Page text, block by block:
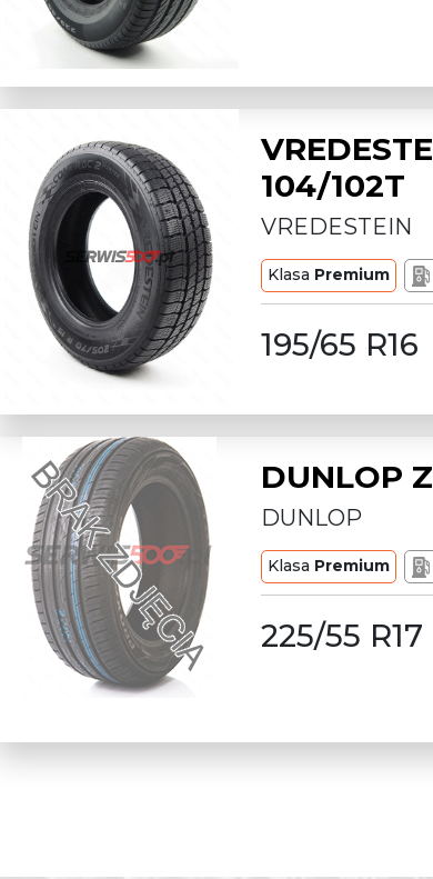
104/102T
VREDESTEIN
Klasa Premium
195/65 R16
DUNLOP
DUNLOP
Klasa Premium
225/55 R17